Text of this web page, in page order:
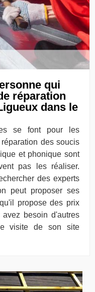
qui
réparation
dans le
se font pour les
des soucis
et phonique sont
pas les réaliser.
des experts
peut proposer ses
propose des prix
besoin d'autres
visite de son site